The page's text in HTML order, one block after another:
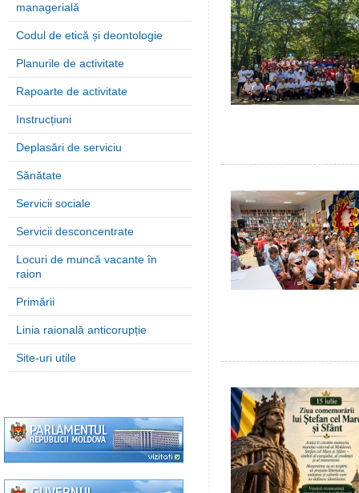
managerială
Codul de etică și deontologie
Planurile de activitate
Rapoarte de activitate
Instrucțiuni
Deplasări de serviciu
Sănătate
Servicii sociale
Servicii desconcentrate
Locuri de muncă vacante în
raion
Primării
Linia raională anticorupție
Site-uri utile